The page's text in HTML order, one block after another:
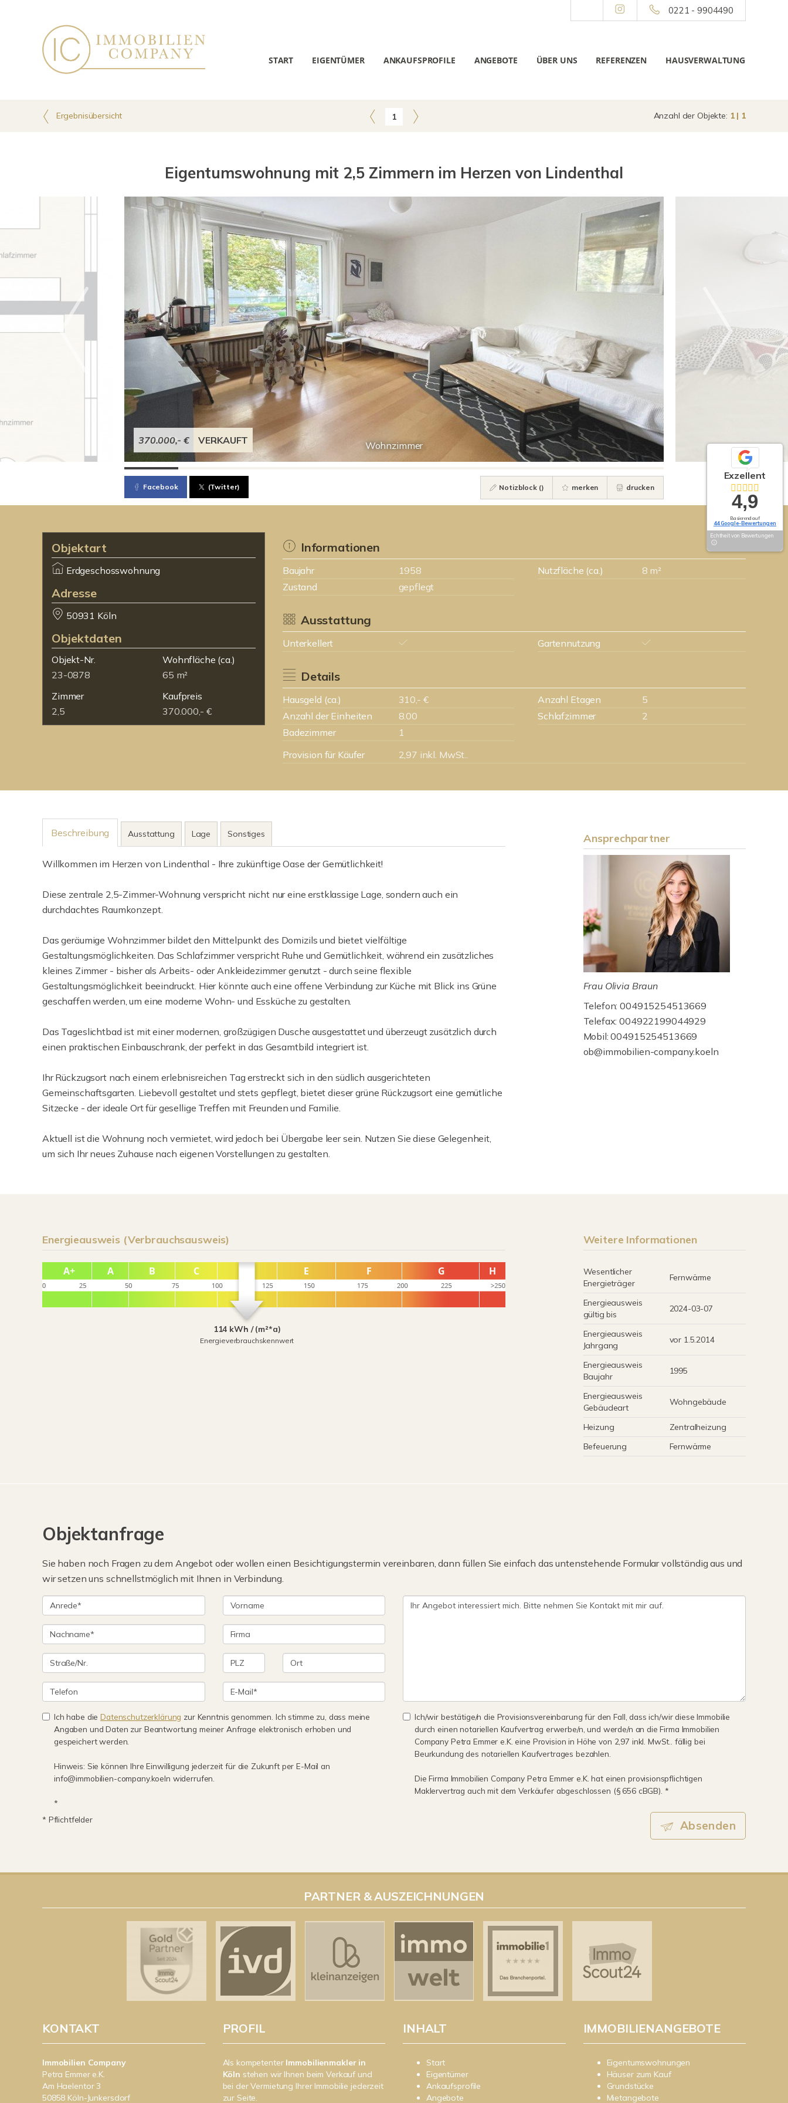
0221 - 9904490
START EIGENTÜMER ANKAUFSPROFILE ANGEBOTE ÜBER UNS REFERENZEN HAUSVERWALTUNG
Ergebnisübersicht 1 Anzahl der Objekte: 1 | 1
Eigentumswohnung mit 2,5 Zimmern im Herzen von Lindenthal
Wohnzimmer
370.000,- € VERKAUFT
Facebook (Twitter) Notizblock () merken drucken
Objektart
Erdgeschosswohnung
Adresse
50931 Köln
Objektdaten
Objekt-Nr.
23-0878
Wohnfläche (ca.)
65 m²
Zimmer
2,5
Kaufpreis
370.000,- €
Informationen
Baujahr 1958 Nutzfläche (ca.)
8 m²
Zustand
gepflegt
Ausstattung
Unterkellert Gartennutzung
Details
Hausgeld (ca.) 310,- € Anzahl Etagen
5
Anzahl der Einheiten
8.00 Schlafzimmer
2
Badezimmer
1
Provision für Käufer
2,97 inkl. MwSt..
Beschreibung Ausstattung Lage Sonstiges
Willkommen im Herzen von Lindenthal - Ihre zukünftige Oase der Gemütlichkeit!
Diese zentrale 2,5-Zimmer-Wohnung verspricht nicht nur eine erstklassige Lage, sondern auch ein
durchdachtes Raumkonzept.
Das geräumige Wohnzimmer bildet den Mittelpunkt des Domizils und bietet vielfältige
Gestaltungsmöglichkeiten. Das Schlafzimmer verspricht Ruhe und Gemütlichkeit, während ein zusätzliches
kleines Zimmer - bisher als Arbeits- oder Ankleidezimmer genutzt - durch seine flexible
Gestaltungsmöglichkeit beeindruckt. Hier könnte auch eine offene Verbindung zur Küche mit Blick ins Grüne
geschaffen werden, um eine moderne Wohn- und Essküche zu gestalten.
Das Tageslichtbad ist mit einer modernen, großzügigen Dusche ausgestattet und überzeugt zusätzlich durch
einen praktischen Einbauschrank, der perfekt in das Gesamtbild integriert ist.
Ihr Rückzugsort nach einem erlebnisreichen Tag erstreckt sich in den südlich ausgerichteten
Gemeinschaftsgarten. Liebevoll gestaltet und stets gepflegt, bietet dieser grüne Rückzugsort eine gemütliche
Sitzecke - der ideale Ort für gesellige Treffen mit Freunden und Familie.
Aktuell ist die Wohnung noch vermietet, wird jedoch bei Übergabe leer sein. Nutzen Sie diese Gelegenheit,
um sich Ihr neues Zuhause nach eigenen Vorstellungen zu gestalten.
Ansprechpartner
Frau Olivia Braun
Telefon: 004915254513669
Telefax: 004922199044929
Mobil: 004915254513669
ob@immobilien-company.koeln
Energieausweis (Verbrauchsausweis)
114 kWh / (m²*a)
Energieverbrauchskennwert
Weitere Informationen
Wesentlicher
Energieträger
Fernwärme
Energieausweis
gültig bis
2024-03-07
Energieausweis
Jahrgang
vor 1.5.2014
Energieausweis
Baujahr
1995
Energieausweis
Gebäudeart
Wohngebäude
Heizung
Zentralheizung
Befeuerung
Fernwärme
Objektanfrage
Sie haben noch Fragen zu dem Angebot oder wollen einen Besichtigungstermin vereinbaren, dann füllen Sie einfach das untenstehende Formular vollständig aus und
wir setzen uns schnellstmöglich mit Ihnen in Verbindung.
Ich habe dieDatenschutzerklärung zur Kenntnis genommen. Ich stimme zu, dass meine
Angaben und Daten zur Beantwortung meiner Anfrage elektronisch erhoben und
gespeichert werden.
Hinweis: Sie können Ihre Einwilligung jederzeit für die Zukunft per E-Mail an
info@immobilien-company.koeln widerrufen.
*
Ich/wir bestätige/n die Provisionsvereinbarung für den Fall, dass ich/wir diese Immobilie
durch einen notariellen Kaufvertrag erwerbe/n, und werde/n an die Firma Immobilien
Company Petra Emmer e.K. eine Provision in Höhe von 2,97 inkl. MwSt.. fällig bei
Beurkundung des notariellen Kaufvertrages bezahlen.
Die Firma Immobilien Company Petra Emmer e.K. hat einen provisionspflichtigen
Maklervertrag auch mit dem Verkäufer abgeschlossen (§ 656 cBGB). *
* Pflichtfelder Absenden
Exzellent
4,9
Basierend auf
44 Google-Bewertungen
Echtheit von Bewertungen
PARTNER & AUSZEICHNUNGEN
KONTAKT
Immobilien Company
Petra Emmer e.K.
Am Haelentor 3
50858 Köln-Junkersdorf
PROFIL
Als kompetenter Immobilienmakler in
Köln stehen wir Ihnen beim Verkauf und
bei der Vermietung Ihrer Immobilie jederzeit
zur Seite.
INHALT
Start
Eigentümer
Ankaufsprofile
Angebote
IMMOBILIENANGEBOTE
Eigentumswohnungen
Häuser zum Kauf
Grundstücke
Mietangebote